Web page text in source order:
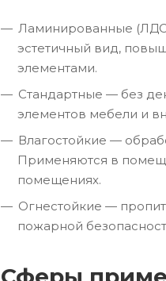
Ламинированные
эстетичный вид,
элементами.
Стандартные — без
элементов мебели и
Влагостойкие —
Применяются в
помещениях.
Огнестойкие —
пожарной